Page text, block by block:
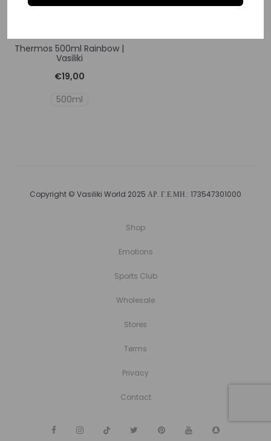
Thermos 500ml Rainbow |
Vasiliki
€19,00
500ml
Copyright © Vasiliki World 2025 ΑΡ. Γ.Ε.ΜΗ.: 173547301000
Shop
Emotions
Sports Club
Wholesale
Stores
Terms
Privacy
Contact
F
I